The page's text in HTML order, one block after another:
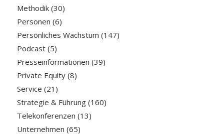
Methodik(30)
Personen (6)
Persönliches Wachstum (147)
Podcast(5)
Presseinformationen (39)
Private Equity(8)
Service (21)
Strategie & Führung(160)
Telekonferenzen (13)
Unternehmen (65)